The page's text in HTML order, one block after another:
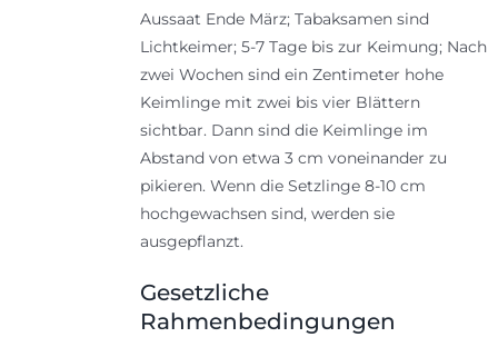
Aussaat Ende März; Tabaksamen sind
Lichtkeimer; 5-7 Tage bis zur Keimung; Nach
zwei Wochen sind ein Zentimeter hohe
Keimlinge mit zwei bis vier Blättern
sichtbar. Dann sind die Keimlinge im
Abstand von etwa 3 cm voneinander zu
pikieren. Wenn die Setzlinge 8-10 cm
hochgewachsen sind, werden sie
ausgepflanzt.
Gesetzliche
Rahmenbedingungen